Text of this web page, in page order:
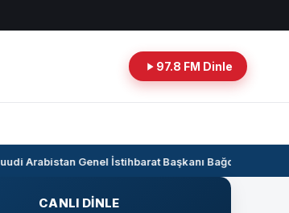
97.8 FM Dinle
Arabistan Genel İstihbarat Başkanı Bağdat’ta
CANLI DINLE